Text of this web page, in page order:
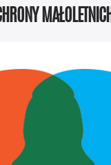
MAŁOLETNICH